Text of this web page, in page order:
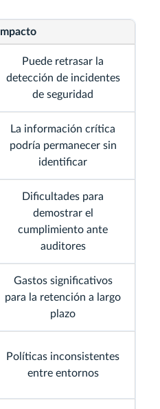
Impacto
Puede retrasar la
detección de incidentes
de seguridad
La información crítica
podría permanecer sin
identificar
Dificultades para
demostrar el
cumplimiento ante
auditores
Gastos significativos
para la retención a largo
plazo
Políticas inconsistentes
entre entornos